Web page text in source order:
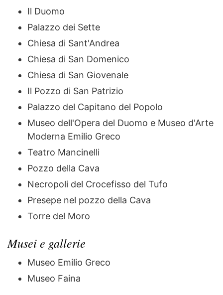
Il Duomo
Palazzo dei Sette
Chiesa di Sant'Andrea
Chiesa di San Domenico
Chiesa di San Giovenale
Il Pozzo di San Patrizio
Palazzo del Capitano del Popolo
Museo dell'Opera del Duomo e Museo d'Arte
Moderna Emilio Greco
Teatro Mancinelli
Pozzo della Cava
Necropoli del Crocefisso del Tufo
Presepe nel pozzo della Cava
Torre del Moro
Musei e gallerie
Museo Emilio Greco
Museo Faina